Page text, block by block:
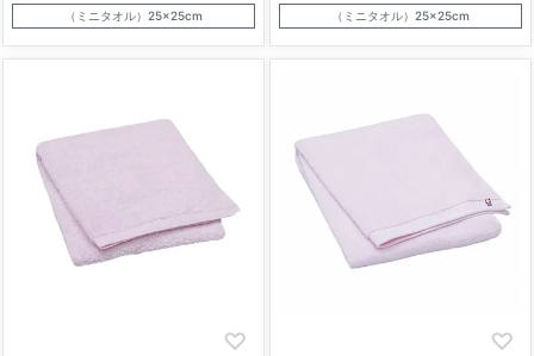
（ミニタオル）25×25cm （ミニタオル）25×25cm